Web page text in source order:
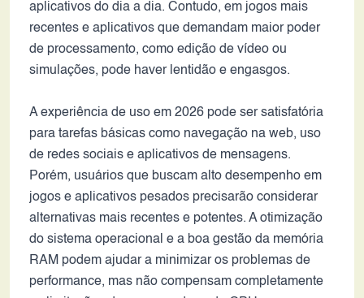
aplicativos do dia a dia. Contudo, em jogos mais
recentes e aplicativos que demandam maior poder
de processamento, como edição de vídeo ou
simulações, pode haver lentidão e engasgos.
A experiência de uso em 2026 pode ser satisfatória
para tarefas básicas como navegação na web, uso
de redes sociais e aplicativos de mensagens.
Porém, usuários que buscam alto desempenho em
jogos e aplicativos pesados precisarão considerar
alternativas mais recentes e potentes. A otimização
do sistema operacional e a boa gestão da memória
RAM podem ajudar a minimizar os problemas de
performance, mas não compensam completamente